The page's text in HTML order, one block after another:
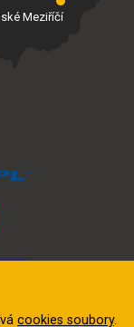
Meziříčí
cookies soubory.